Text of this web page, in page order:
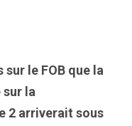
le FOB que la
la
2 arriverait sous